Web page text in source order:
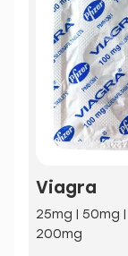
Viagra
25mg | 50mg |
200mg